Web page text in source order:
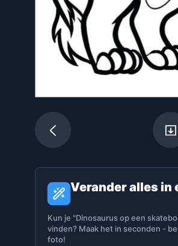
Verander alles in
Kun je "Dinosaurus op een
vinden? Maak het in seconden -
foto!